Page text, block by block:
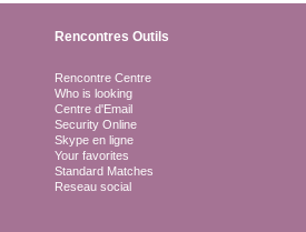
Rencontres Outils
Rencontre Centre
Who is looking
Centre d'Email
Security Online
Skype en ligne
Your favorites
Standard Matches
Reseau social